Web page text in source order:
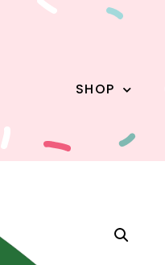
SHOP